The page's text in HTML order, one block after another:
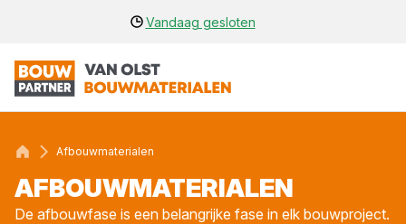
Vandaag gesloten
Afbouwmaterialen
AFBOUW­MA­TE­RI­A­LEN
De afbouwfase is een belangrijke fase in elk bouwproject.